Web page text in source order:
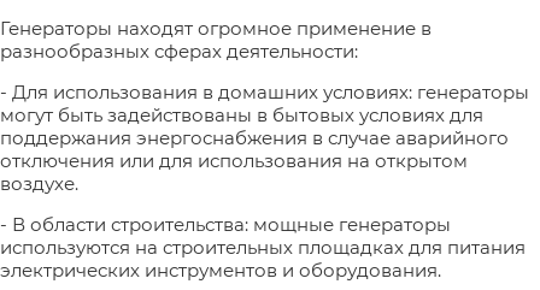
Генераторы находят огромное применение в
разнообразных сферах деятельности:
- Для использования в домашних условиях: генераторы
могут быть задействованы в бытовых условиях для
поддержания энергоснабжения в случае аварийного
отключения или для использования на открытом
воздухе.
- В области строительства: мощные генераторы
используются на строительных площадках для питания
электрических инструментов и оборудования.